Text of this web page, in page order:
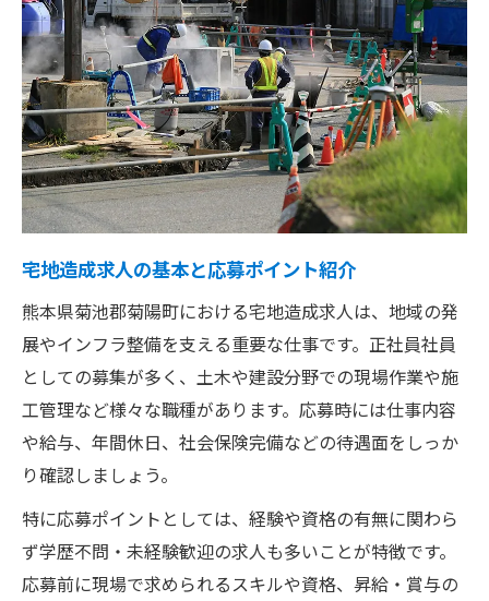
転職者が注目する土木現場の働きやすさ
資格取得から土木求人への第一歩
宅地造成求人で評価される資格と技術
土木求人応募時に活きる資格取得方法
未経験から始める宅地造成求人の流れ
土木現場で役立つスキル獲得のコツ
地元密着で叶う新たな働き方発見
宅地造成求人で実現する地元密着の仕事
地域貢献を実感できる宅地造成求人
地元企業の宅地造成求人で感じる安心感
地域の産業と連携する働き方の魅力
地元で長く安定して働ける宅地造成求人
現場経験が活かせる宅地造成分野
現場経験者が選ぶ宅地造成求人の強み
宅地造成求人で発揮できる現場スキル
宅地造成求人の基本と応募ポイント紹介
熊本県菊池郡菊陽町における宅地造成求人は、地域の発
展やインフラ整備を支える重要な仕事です。正社員社員
としての募集が多く、土木や建設分野での現場作業や施
工管理など様々な職種があります。応募時には仕事内容
や給与、年間休日、社会保険完備などの待遇面をしっか
り確認しましょう。
特に応募ポイントとしては、経験や資格の有無に関わら
ず学歴不問・未経験歓迎の求人も多いことが特徴です。
応募前に現場で求められるスキルや資格、昇給・賞与の